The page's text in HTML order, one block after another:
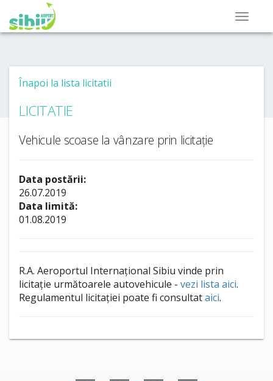
Înapoi la lista licitatii
LICITATIE
Vehicule scoase la vânzare prin licitație
Data postării:
26.07.2019
Data limită:
01.08.2019
R.A. Aeroportul Internațional Sibiu vinde prin
licitație următoarele autovehicule - vezi lista aici.
Regulamentul licitației poate fi consultataici.